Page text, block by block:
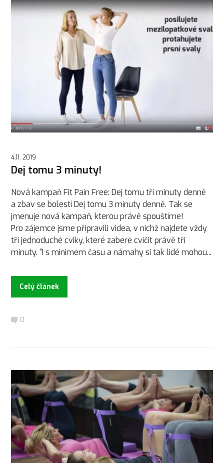
4.11. 2019
Dej tomu 3 minuty!
Nová kampaň Fit Pain Free: Dej tomu tři minuty denně
a zbav se bolestí Dej tomu 3 minuty denně. Tak se
jmenuje nová kampaň, kterou právě spouštíme!
Pro zájemce jsme připravili videa, v nichž najdete vždy
tři jednoduché cviky, které zabere cvičit právě tři
minuty. “I s minimem času a námahy si tak lidé mohou...
Celý článek
0